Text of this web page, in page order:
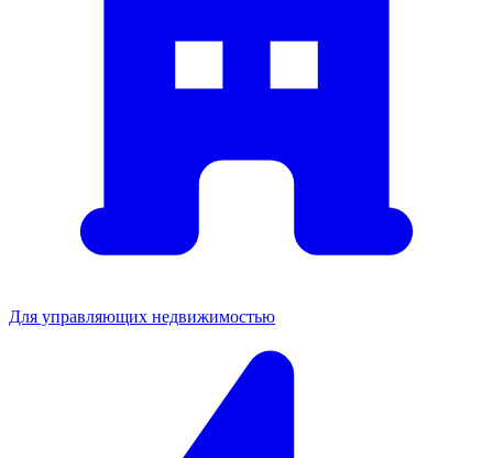
Для управляющих недвижимостью